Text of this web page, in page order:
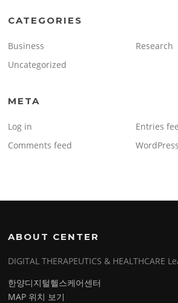
CATEGORIES
Business
Research
Uncategorized
META
Log in
Entries
Comments feed
ABOUT CENTER
DIGITAL THERAPEUTICS & HEALTHCARE
한양디지털헬스케어센터
MAP 위치 보기